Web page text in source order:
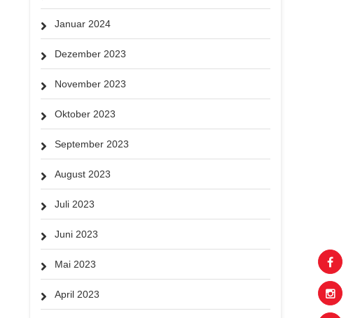
Januar 2024
Dezember 2023
November 2023
Oktober 2023
September 2023
August 2023
Juli 2023
Juni 2023
Mai 2023
April 2023